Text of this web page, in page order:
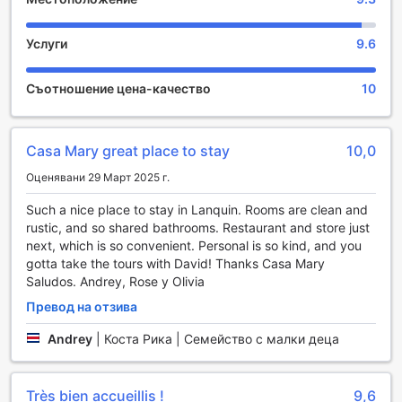
Casa "MARY" в Ланкин, Гватемала, предлага уникална
възможност за отдих и развлечение сред природата.
Градината на хотела е истински оазис, където гостите
можете да се отпуснете на зелени площи, заобиколени
от тропически растения и цветя, които създават
идилична атмосфера за релаксация.
възможности за социални активности. Гостите могат да
се събират за игри на открито или просто да се
насладят на чаша кафе под сянката на дърветата.
Вечерите в градината са особено специални, когато
светлините на залеза осветяват пространството и
създават романтична обстановка. Casa "MARY"
обещава незабравими моменти на забавление и отдих в
своята прекрасна градина.
Удобства в Casa "MARY"
Casa "MARY" в Ланкин, Гватемала, предлага на своите
гости редица удобства, които гарантират комфорт и
Услуги 9.6
Съотношение цена-качество 10
Casa Mary great place to stay 10,0
Оценявани 29 Март 2025 г.
Such a nice place to stay in Lanquin. Rooms are clean and
rustic, and so shared bathrooms. Restaurant and store just
next, which is so convenient. Personal is so kind, and you
gotta take the tours with David! Thanks Casa Mary
Saludos. Andrey, Rose y Olivia
Превод на отзива
Andrey Коста Рика | Семейство с малки деца
Très bien accueillis ! 9,6